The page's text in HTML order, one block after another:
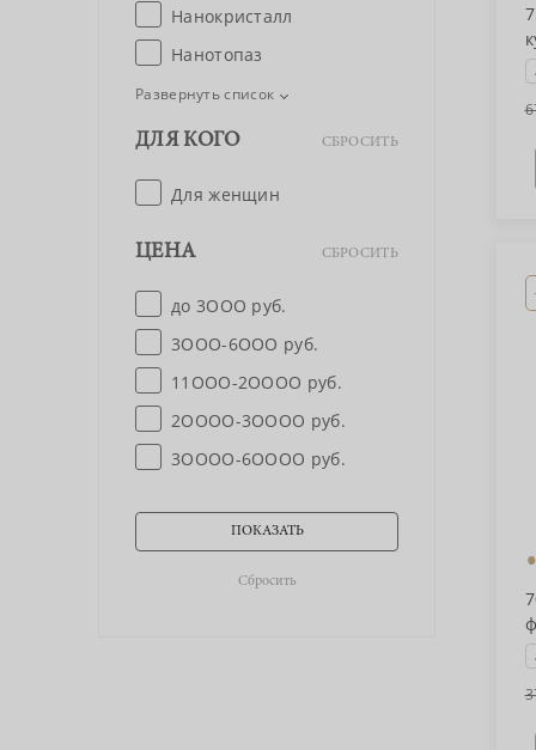
Нанокристалл
Нанотопаз
Развернуть список
ДЛЯ КОГО СБРОСИТЬ
Для женщин
ЦЕНА СБРОСИТЬ
до 3OOO руб.
3OOO-6OOO руб.
11OOO-2OOOO руб.
2OOOO-3OOOO руб.
3OOOO-6OOOO руб.